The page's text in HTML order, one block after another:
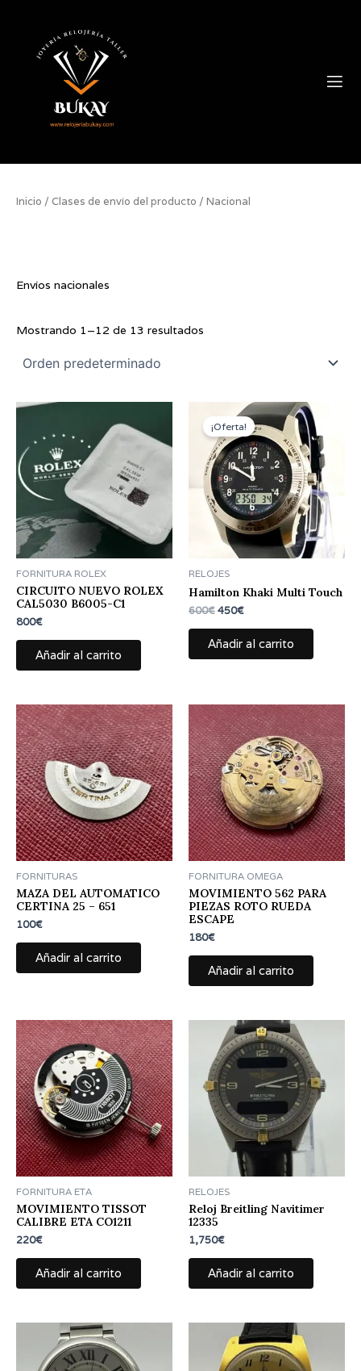
contenido
Tienda Online
Inicio / Clases de envío del producto / Nacional
Envíos nacionales
Mostrando 1–12 de 13 resultados
FORNITURA ROLEX
CIRCUITO NUEVO ROLEX
CAL5030 B6005-C1
800€
Añadir al carrito
¡Oferta!
RELOJES
Hamilton Khaki Multi Touch
600€
precio
original
era:
600€.
450€
El
precio
actual
es:
450€.
Añadir al carrito
FORNITURAS
MAZA DEL AUTOMATICO
CERTINA 25 – 651
100€
Añadir al carrito
FORNITURA OMEGA
MOVIMIENTO 562 PARA
PIEZAS ROTO RUEDA
ESCAPE
180€
Añadir al carrito
FORNITURA ETA
MOVIMIENTO TISSOT
CALIBRE ETA CO1211
220€
Añadir al carrito
RELOJES
Reloj Breitling Navitimer
12335
1,750€
Añadir al carrito